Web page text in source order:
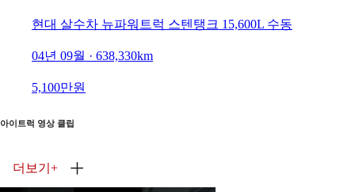
현대 살수차 뉴파워트럭 스텐탱크 15,600L 수동
04년 09월 · 638,330km
5,100만원
아이트럭 영상 클립
더보기 +